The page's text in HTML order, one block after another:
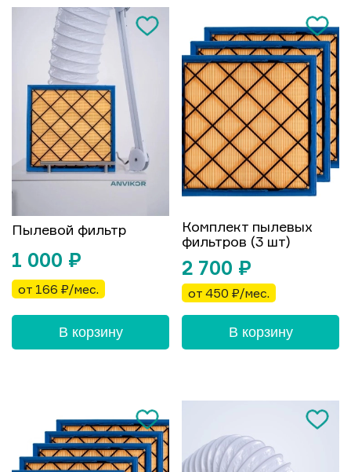
Пылевой фильтр
1 000 ₽
от 166 ₽/мес.
В корзину
Комплект пылевых
фильтров (3 шт)
2 700 ₽
от 450 ₽/мес.
В корзину